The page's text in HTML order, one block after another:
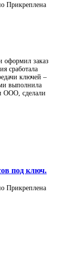
Прикреплена
оформил заказ
сработала
ключей –
выполнила
ООО, сделали
под ключ.
Прикреплена